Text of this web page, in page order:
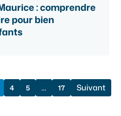
: comprendre
pour bien
4 5 … 17 Suivant